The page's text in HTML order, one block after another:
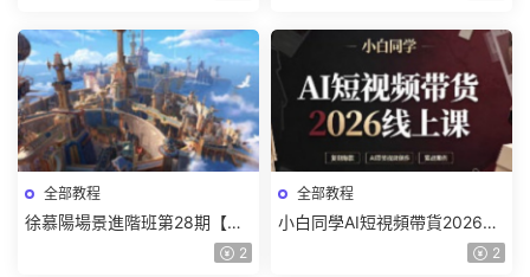
全部教程
徐慕陽場景進階班第28期【畫
2
全部教程
小白同學AI短視頻帶貨2026線
2